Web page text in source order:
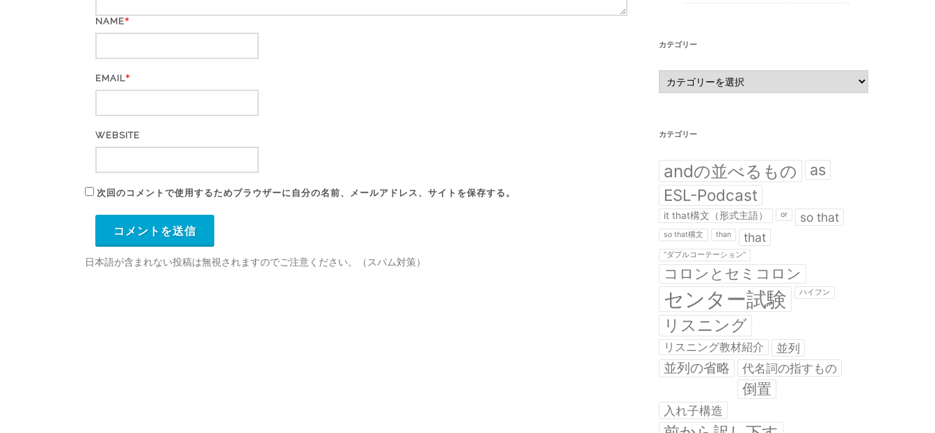
NAME*
EMAIL*
WEBSITE
次回のコメントで使用するためブラウザーに自分の名前、メールアドレス、サイトを保存する。
日本語が含まれない投稿は無視されますのでご注意ください。（スパム対策）
カテゴリー
カ
テ
ゴ
カテゴリー
andの並べるもの as
ESL-Podcast
it that構文（形式主語） or so that
so that構文 than that
“ダブルコーテーション”
コロンとセミコロン
センター試験 ハイフン
リスニング
リスニング教材紹介 並列
並列の省略 代名詞の指すもの
倒置
入れ子構造